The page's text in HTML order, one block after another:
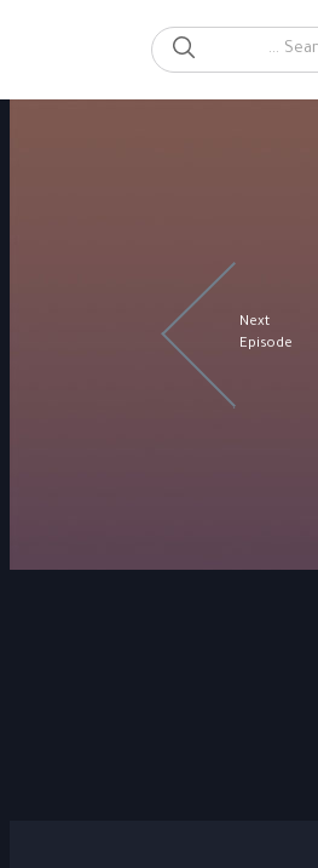
SEARCH
Next
Episode